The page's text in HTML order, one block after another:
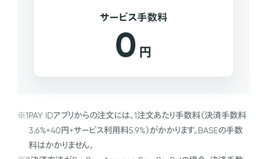
サービス手数料
0 円
※1PAY IDアプリからの注文には、1注文あたり手数料（決済手数料
3.6%+40円+サービス利用料5.9%）がかかります。BASEの手数
料はかかりません。